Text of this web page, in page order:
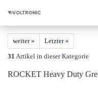
weiter »
Letzter »
31 Artikel in dieser Kategorie
ROCKET Heavy Duty